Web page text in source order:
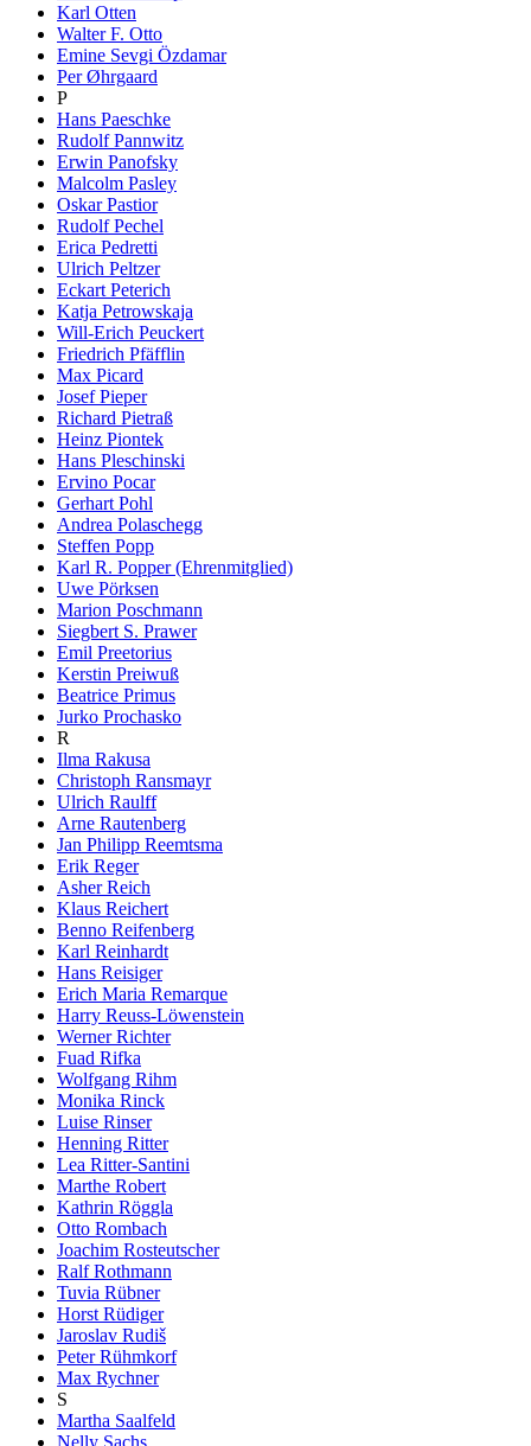
Karl Otten
Walter F. Otto
Emine Sevgi Özdamar
Per Øhrgaard
P
Hans Paeschke
Rudolf Pannwitz
Erwin Panofsky
Malcolm Pasley
Oskar Pastior
Rudolf Pechel
Erica Pedretti
Ulrich Peltzer
Eckart Peterich
Katja Petrowskaja
Will-Erich Peuckert
Friedrich Pfäfflin
Max Picard
Josef Pieper
Richard Pietraß
Heinz Piontek
Hans Pleschinski
Ervino Pocar
Gerhart Pohl
Andrea Polaschegg
Steffen Popp
Karl R. Popper (Ehrenmitglied)
Uwe Pörksen
Marion Poschmann
Siegbert S. Prawer
Emil Preetorius
Kerstin Preiwuß
Beatrice Primus
Jurko Prochasko
R
Ilma Rakusa
Christoph Ransmayr
Ulrich Raulff
Arne Rautenberg
Jan Philipp Reemtsma
Erik Reger
Asher Reich
Klaus Reichert
Benno Reifenberg
Karl Reinhardt
Hans Reisiger
Erich Maria Remarque
Harry Reuss-Löwenstein
Werner Richter
Fuad Rifka
Wolfgang Rihm
Monika Rinck
Luise Rinser
Henning Ritter
Lea Ritter-Santini
Marthe Robert
Kathrin Röggla
Otto Rombach
Joachim Rosteutscher
Ralf Rothmann
Tuvia Rübner
Horst Rüdiger
Jaroslav Rudiš
Peter Rühmkorf
Max Rychner
S
Martha Saalfeld
Nelly Sachs